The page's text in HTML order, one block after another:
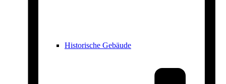
Historische Gebäude